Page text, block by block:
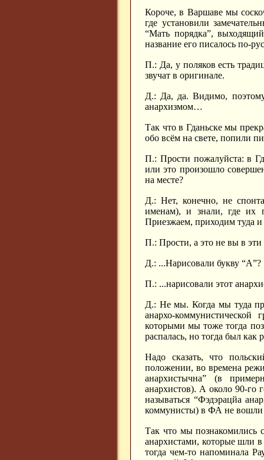
Короче, в Варшаве мы
где установили
“Мать порядка”,
название его писалось по-
П.: Да, у поляков есть
звучат в оригинале.
Д.: Да, да. Видимо,
анархизмом…
Так что в Гданьске мы
обо всём на свете, попили
П.: Прости пожалуйста: в
или это произошло
на месте?
Д.: Нет, конечно, не
именам), и знали, где их
Приезжаем, приходим туда и
П.: Прости, а это не вы в
Д.: ...Нарисовали букву “А”?
П.: ...нарисовали этот
Д.: Не мы. Когда мы туда
анархо-
которыми мы тоже тогда
распалась, но тогда был как
Надо сказать, что
положении, во времена
анархистычна” (в
анархистов). А около 90-го
называться “Фэдэрацйа
коммунисты) в ФА не вошли
Так что мы познакомились
анархистами, которые шли
тогда чем-то напоминала